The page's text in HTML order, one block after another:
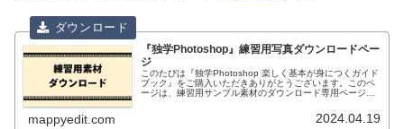
『独学Photoshop』練習用写真ダウンロードペー
ジ
このたびは『独学Photoshop 楽しく基本が身につくガイド
ブック』をご購入いただきありがとうございます。このペ
ージは、練習用サンプル素材のダウンロード専用ページで
mappyedit.com 2024.04.19